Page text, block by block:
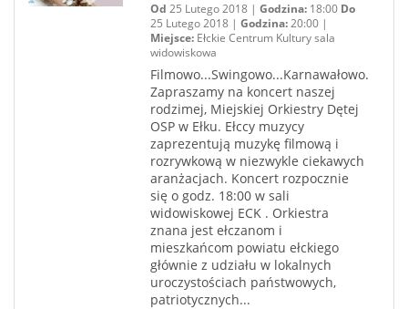
Od 25 Lutego 2018 | Godzina:18:00 Do
25 Lutego 2018 | Godzina:20:00 |
Miejsce:Ełckie Centrum Kultury sala
widowiskowa
Filmowo...Swingowo...Karnawałowo.
Zapraszamy na koncert naszej
rodzimej, Miejskiej Orkiestry Dętej
OSP w Ełku. Ełccy muzycy
zaprezentują muzykę filmową i
rozrywkową w niezwykle ciekawych
aranżacjach. Koncert rozpocznie
się o godz. 18:00 w sali
widowiskowej ECK . Orkiestra
znana jest ełczanom i
mieszkańcom powiatu ełckiego
głównie z udziału w lokalnych
uroczystościach państwowych,
patriotycznych...